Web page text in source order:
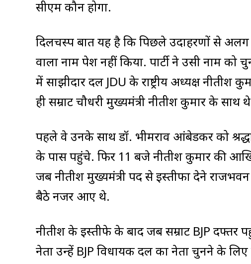
सीएम कौन होगा.
दिलचस्प बात यह है कि पिछले उदाहरणों से
वाला नाम पेश नहीं किया. पार्टी ने उसी नाम
में साझीदार दल JDU के राष्ट्रीय अध्यक्ष
ही सम्राट चौधरी मुख्यमंत्री नीतीश कुमार के साथ
पहले वे उनके साथ डॉ. भीमराव आंबेडकर को
के पास पहुंचे. फिर 11 बजे नीतीश कुमार की
जब नीतीश मुख्यमंत्री पद से इस्तीफा देने
बैठे नजर आए थे.
नीतीश के इस्तीफे के बाद जब सम्राट BJP दफ्तर
नेता उन्हें BJP विधायक दल का नेता चुनने के लिए